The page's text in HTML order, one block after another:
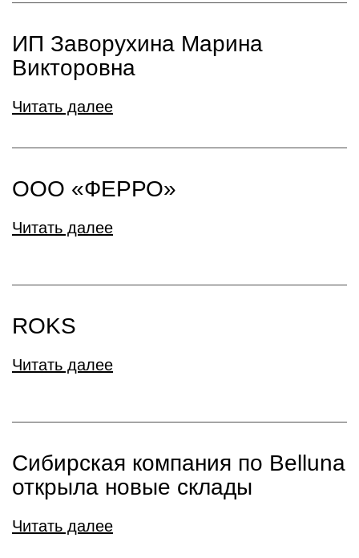
ИП Заворухина Марина
Викторовна
Читать далее
ООО «ФЕРРО»
Читать далее
ROKS
Читать далее
Сибирская компания по Belluna
открыла новые склады
Читать далее